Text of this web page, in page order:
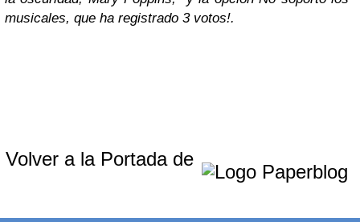
musicales, que ha registrado 3 votos!.
Volver a la Portada de